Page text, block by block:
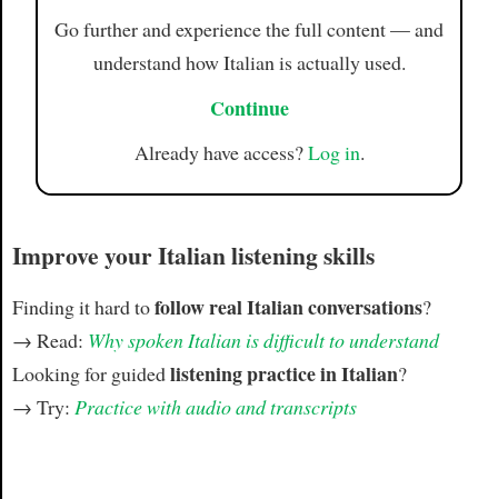
Go further and experience the full content — and
understand how Italian is actually used.
Continue
Already have access?Log in.
Improve your Italian listening skills
Finding it hard tofollow real Italian conversations?
→ Read: Why spoken Italian is difficult to understand
Looking for guidedlistening practice in Italian?
→ Try: Practice with audio and transcripts